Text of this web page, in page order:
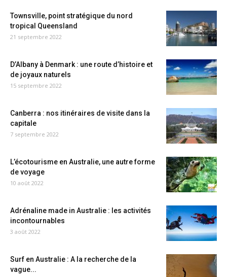
Townsville, point stratégique du nord
tropical Queensland
21 septembre 2022
D’Albany à Denmark : une route d’histoire et
de joyaux naturels
15 septembre 2022
Canberra : nos itinéraires de visite dans la
capitale
7 septembre 2022
L’écotourisme en Australie, une autre forme
de voyage
10 août 2022
Adrénaline made in Australie : les activités
incontournables
3 août 2022
Surf en Australie : A la recherche de la
vague...